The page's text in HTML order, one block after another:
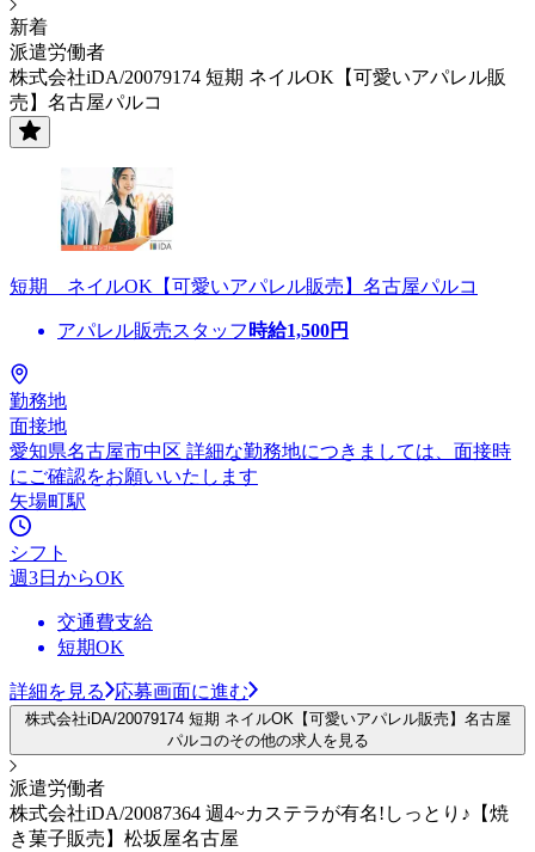
新着
派遣労働者
株式会社iDA/20079174 短期 ネイルOK【可愛いアパレル販
売】名古屋パルコ
短期 ネイルOK【可愛いアパレル販売】名古屋パルコ
アパレル販売スタッフ 時給1,500円
勤務地
面接地
愛知県名古屋市中区 詳細な勤務地につきましては、面接時
にご確認をお願いいたします
矢場町駅
シフト
週3日からOK
交通費支給
短期OK
詳細を見る 応募画面に進む
株式会社iDA/20079174 短期 ネイルOK【可愛いアパレル販売】名古屋
パルコのその他の求人を見る
派遣労働者
株式会社iDA/20087364 週4~カステラが有名!しっとり♪【焼
き菓子販売】松坂屋名古屋